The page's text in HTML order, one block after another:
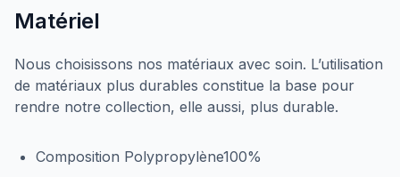
Matériel
Nous choisissons nos matériaux avec soin. L’utilisation
de matériaux plus durables constitue la base pour
rendre notre collection, elle aussi, plus durable.
Composition Polypropylène100%